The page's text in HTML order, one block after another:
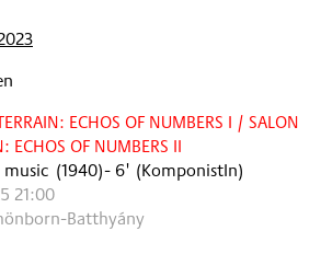
ECHOS OF NUMBERS I / SALON
ECHOS OF NUMBERS II
(1940)- 6' (KomponistIn)
21:00
Batthyány